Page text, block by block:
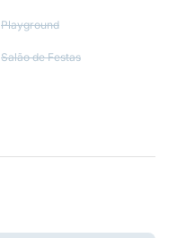
Playground
Salão de Festas